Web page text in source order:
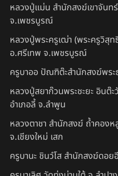
หลวงปู่แม่น สำนักสงฆ์เขาจันท
จ.เพชรบูรณ์
หลวงปู่พระครูเฒ่า (พระครูวิสุ
อ.ศรีเทพ จ.เพชรบูรณ์
ครูบาออ ปัณฑิต๊ะสำนักสงฆ์พระ
หลวงปู่สยาก๊วนพระชะยะ อินต๊
อำเภอลี้ จ.ลำพูน
หลวงตาชา สำนักสงฆ์ ถ้ำคองห
จ.เชียงใหม่ เสก
ครูบานะ ชินวํโส สำนักสงฆ์ดอ